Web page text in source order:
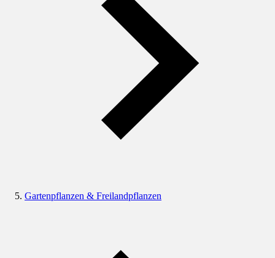
Gartenpflanzen & Freilandpflanzen